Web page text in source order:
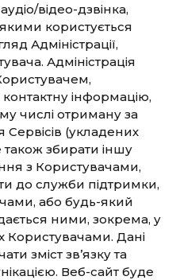
відео-дзвінка,
користується
Адміністрації,
Адміністрація
інформацію,
числі отриману за
(укладених
також збирати іншу
з Користувачами,
до служби підтримки,
або будь-який
ними, зокрема, у
Користувачами. Дані
зміст зв’язку та
Веб-сайт буде